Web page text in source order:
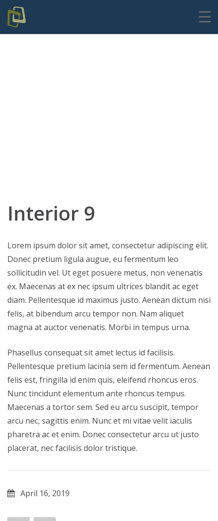
Interior 9
Lorem ipsum dolor sit amet, consectetur adipiscing elit.
Donec pretium ligula augue, eu fermentum leo
sollicitudin vel. Ut eget posuere metus, non venenatis
ex. Maecenas at ex nec ipsum ultrices blandit ac eget
diam. Pellentesque id maximus justo. Aenean dictum nisi
felis, at bibendum arcu tempor non. Nam aliquet
magna at auctor venenatis. Morbi in tempus urna.
Phasellus consequat sit amet lectus id facilisis.
Pellentesque pretium lacinia sem id fermentum. Aenean
felis est, fringilla id enim quis, eleifend rhoncus eros.
Nunc tincidunt elementum ante rhoncus tempus.
Maecenas a tortor sem. Sed eu arcu suscipit, tempor
arcu nec, sagittis enim. Nunc et mi vitae velit iaculis
pharetra ac et enim. Donec consectetur arcu ut justo
placerat, nec facilisis dolor tristique.
April 16, 2019